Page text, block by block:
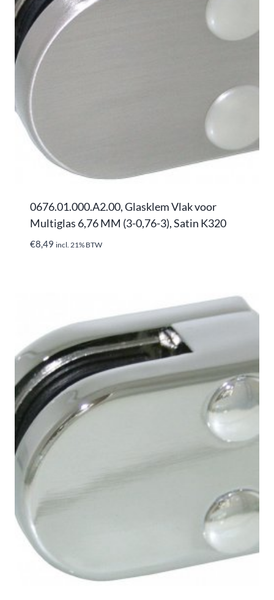
0676.01.000.A2.00, Glasklem Vlak voor
Multiglas 6,76 MM (3-0,76-3), Satin K320
€8,49 incl. 21% BTW